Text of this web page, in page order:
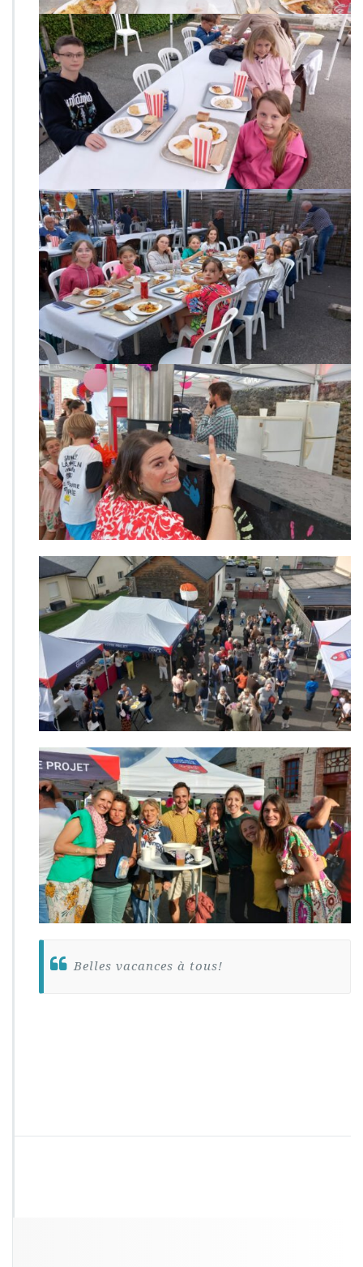
Belles vacances à tous!